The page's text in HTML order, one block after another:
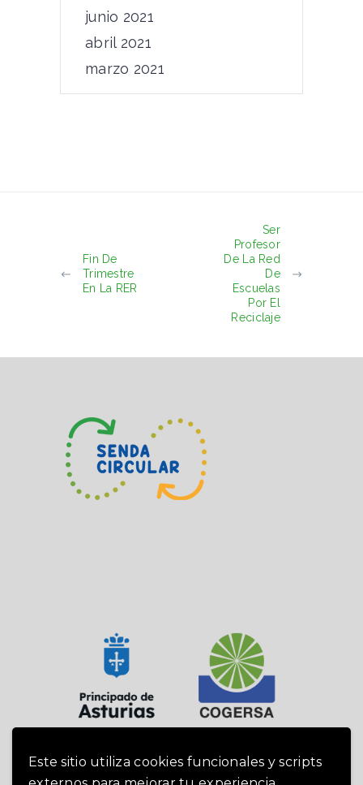
Este sitio utiliza cookies funcionales y scripts
junio 2021
abril 2021
marzo 2021
Fin De
Trimestre
En La RER
Ser
Profesor
De La Red
De
Escuelas
Por El
Reciclaje